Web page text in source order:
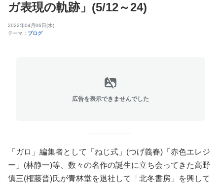
ガ表現の軌跡」(5/12～24)
2022年04月06日(水)
テーマ： ブログ
広告を表示できませんでした
「ガロ」編集者として「ねじ式」(つげ義春)「赤色エレジ
ー」(林静一)等、数々の名作の誕生に立ち会ってきた高野
慎三(権藤晋)氏が青林堂を退社して「北冬書房」を興して